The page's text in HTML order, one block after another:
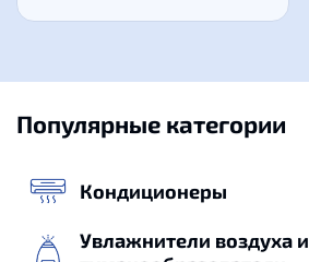
Популярные категории
Кондиционеры
Увлажнители воздуха и